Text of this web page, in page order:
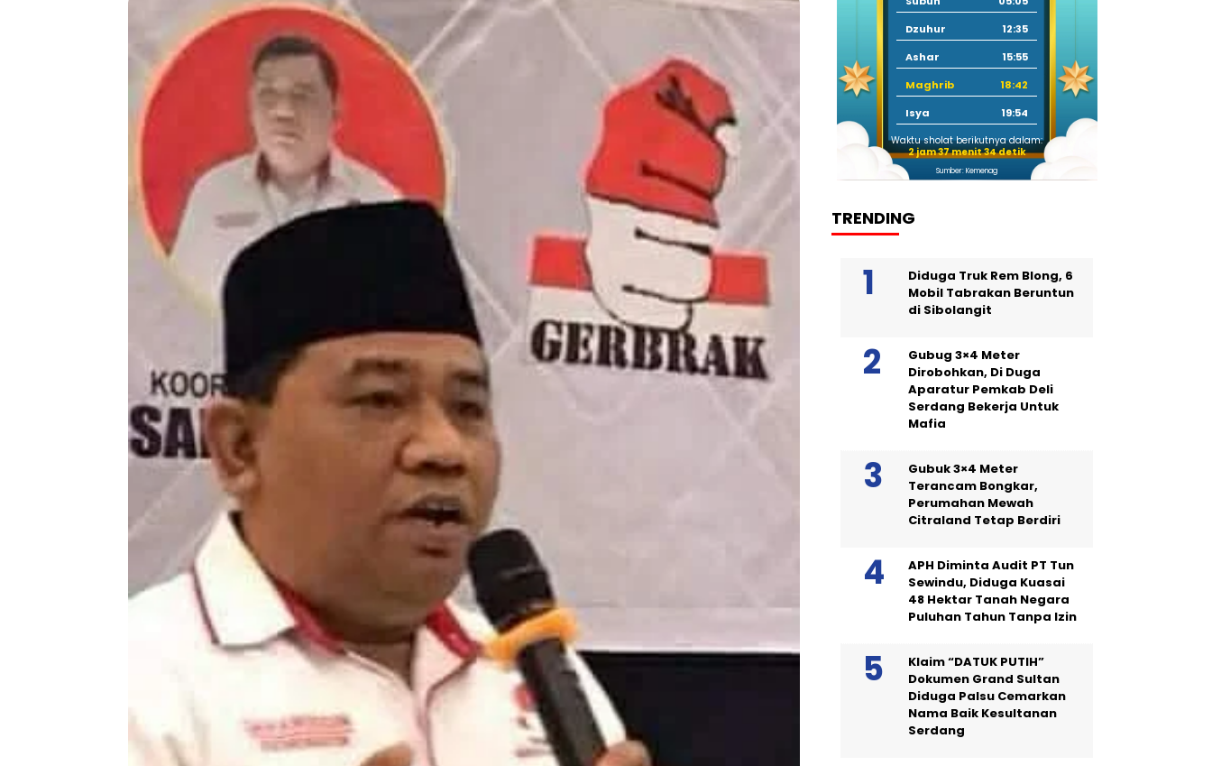
Dzuhur
12:35
Ashar
15:55
Maghrib
18:42
Isya
19:54
Waktu sholat berikutnya dalam:
2 jam 37 menit 32 detik
Sumber: Kemenag
TRENDING
Diduga Truk Rem Blong, 6
Mobil Tabrakan Beruntun
di Sibolangit
Gubug 3×4 Meter
Dirobohkan, Di Duga
Aparatur Pemkab Deli
Serdang Bekerja Untuk
Mafia
Gubuk 3×4 Meter
Terancam Bongkar,
Perumahan Mewah
Citraland Tetap Berdiri
APH Diminta Audit PT Tun
Sewindu, Diduga Kuasai
48 Hektar Tanah Negara
Puluhan Tahun Tanpa Izin
Klaim “DATUK PUTIH”
Dokumen Grand Sultan
Diduga Palsu Cemarkan
Nama Baik Kesultanan
Serdang